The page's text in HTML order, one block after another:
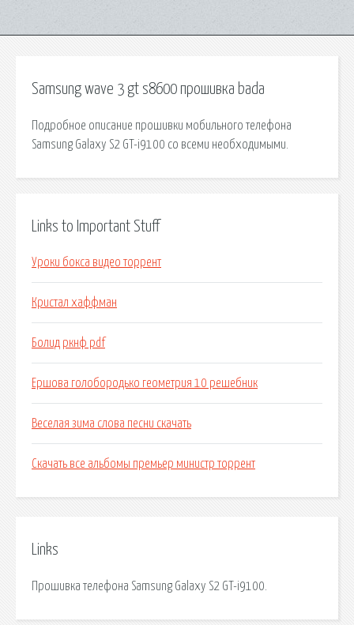
Samsung wave 3 gt s8600 прошивка bada
Подробное описание прошивки мобильного телефона
Samsung Galaxy S2 GT-i9100 со всеми необходимыми.
Links to Important Stuff
Уроки бокса видео торрент
Кристал хаффман
Болид ркнф pdf
Ершова голобородько геометрия 10 решебник
Веселая зима слова песни скачать
Скачать все альбомы премьер министр торрент
Links
Прошивка телефона Samsung Galaxy S2 GT-i9100.